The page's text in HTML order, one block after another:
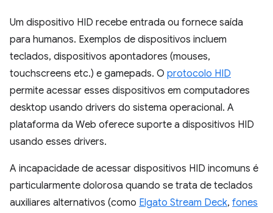
Um dispositivo HID recebe entrada ou fornece saída
para humanos. Exemplos de dispositivos incluem
teclados, dispositivos apontadores (mouses,
touchscreens etc.) e gamepads. O protocolo HID
permite acessar esses dispositivos em computadores
desktop usando drivers do sistema operacional. A
plataforma da Web oferece suporte a dispositivos HID
usando esses drivers.
A incapacidade de acessar dispositivos HID incomuns é
particularmente dolorosa quando se trata de teclados
auxiliares alternativos (como Elgato Stream Deck, fones